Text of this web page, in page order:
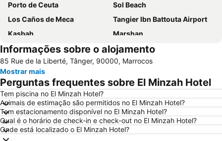
Porto de Ceuta
Sol Beach
Los Caños de Meca
Tangier Ibn Battouta Airport
Kasbah
Marshan
Achakar
Valdevaqueros
Playa de los Lances
Cabo Negro Royal Golf Club
Playa Chica
Dar-el-Makhzen Palace
Hercules Caves
Marco Polo
M'diq Beach
Getares
Mendoubia Gardens
Playa del Carmen
Cape Spartel
Playa de Punta Paloma
Informações sobre o alojamento
85 Rue de la Liberté, Tânger, 90000, Marrocos
Mostrar mais
Perguntas frequentes sobre El Minzah Hotel
Tem piscina no El Minzah Hotel?
Animais de estimação são permitidos no El Minzah Hotel?
Tem estacionamento disponível no El Minzah Hotel?
Qual é o horário de check-in e check-out no El Minzah Hotel?
Onde está localizado o El Minzah Hotel?